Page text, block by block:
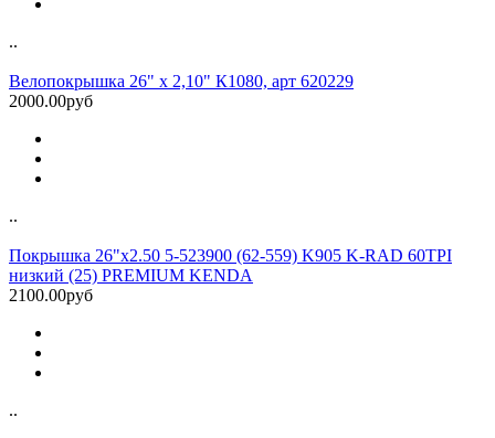
..
Велопокрышка 26" х 2,10" К1080, арт 620229
2000.00руб
..
Покрышка 26"х2.50 5-523900 (62-559) K905 K-RAD 60TPI
низкий (25) PREMIUM KENDA
2100.00руб
..